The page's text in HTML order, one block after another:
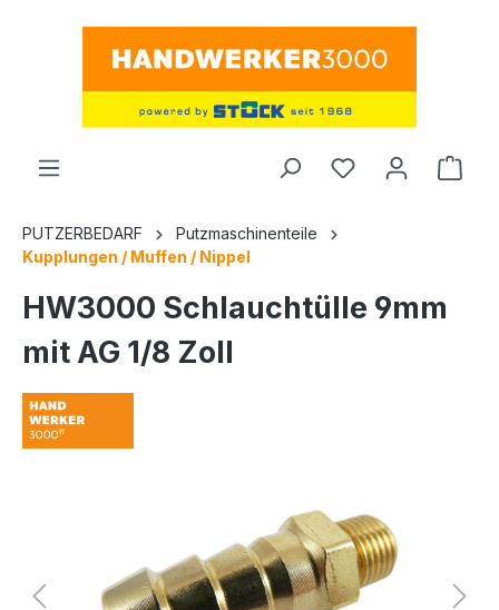
springen
PUTZERBEDARF
Putzmaschinenteile
Kupplungen / Muffen / Nippel
HW3000 Schlauchtülle 9mm
mit AG 1/8 Zoll